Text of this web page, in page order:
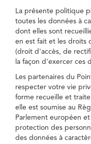
La présente politique
toutes les données à
dont elles sont
en est fait et les droits
(droit d'accès, de
la façon d'exercer ces
Les partenaires du
respecter votre vie
forme recueille et
elle est soumise au
Parlement européen
protection des
des données à